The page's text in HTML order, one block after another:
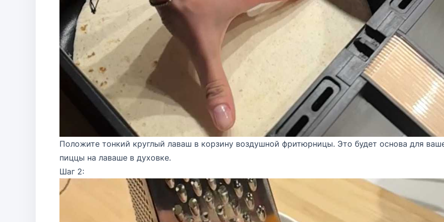
Положите тонкий круглый лаваш в корзину воздушной фритюрницы. Это будет основа для
пиццы на лаваше в духовке.
Шаг 2: